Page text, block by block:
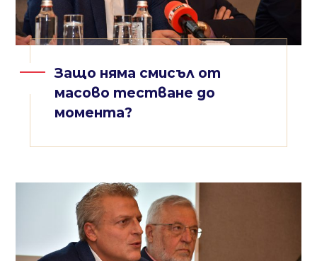
Защо няма смисъл от
масово тестване до
момента?